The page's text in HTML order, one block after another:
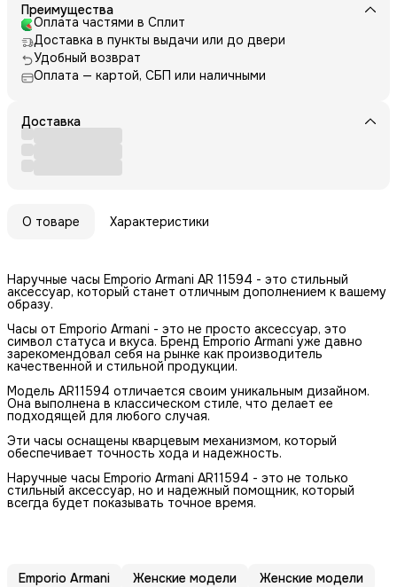
Преимущества
Оплата частями в Сплит
Доставка в пункты выдачи или до двери
Удобный возврат
Оплата — картой, СБП или наличными
Доставка
О товаре Характеристики
Наручные часы Emporio Armani AR 11594 - это стильный
аксессуар, который станет отличным дополнением к вашему
образу.
Часы от Emporio Armani - это не просто аксессуар, это
символ статуса и вкуса. Бренд Emporio Armani уже давно
зарекомендовал себя на рынке как производитель
качественной и стильной продукции.
Модель AR11594 отличается своим уникальным дизайном.
Она выполнена в классическом стиле, что делает ее
подходящей для любого случая.
Эти часы оснащены кварцевым механизмом, который
обеспечивает точность хода и надежность.
Наручные часы Emporio Armani AR11594 - это не только
стильный аксессуар, но и надежный помощник, который
всегда будет показывать точное время.
Emporio Armani Женские модели Женские модели